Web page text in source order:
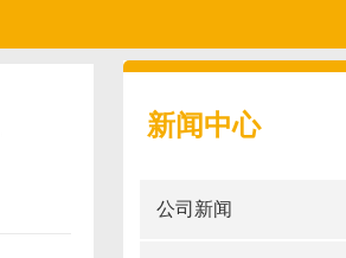
新闻中心
公司新闻